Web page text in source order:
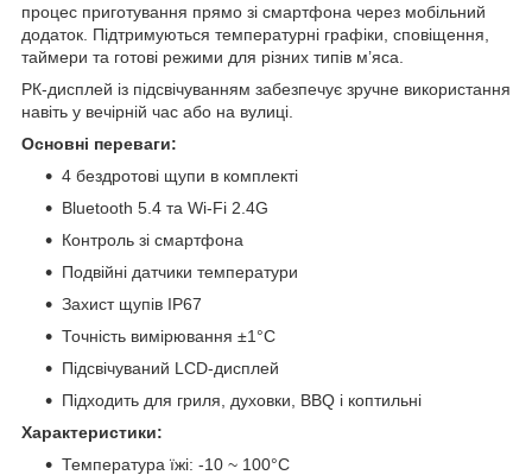
процес приготування прямо зі смартфона через мобільний
додаток. Підтримуються температурні графіки, сповіщення,
таймери та готові режими для різних типів м’яса.
РК-дисплей із підсвічуванням забезпечує зручне використання
навіть у вечірній час або на вулиці.
Основні переваги:
4 бездротові щупи в комплекті
Bluetooth 5.4 та Wi-Fi 2.4G
Контроль зі смартфона
Подвійні датчики температури
Захист щупів IP67
Точність вимірювання ±1°C
Підсвічуваний LCD-дисплей
Підходить для гриля, духовки, BBQ і коптильні
Характеристики:
Температура їжі: -10 ~ 100°C